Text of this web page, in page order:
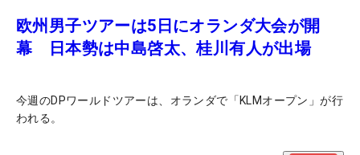
欧州男子ツアーは5日にオランダ大会が開
幕 日本勢は中島啓太、桂川有人が出場
今週のDPワールドツアーは、オランダで「KLMオープン」が行
われる。